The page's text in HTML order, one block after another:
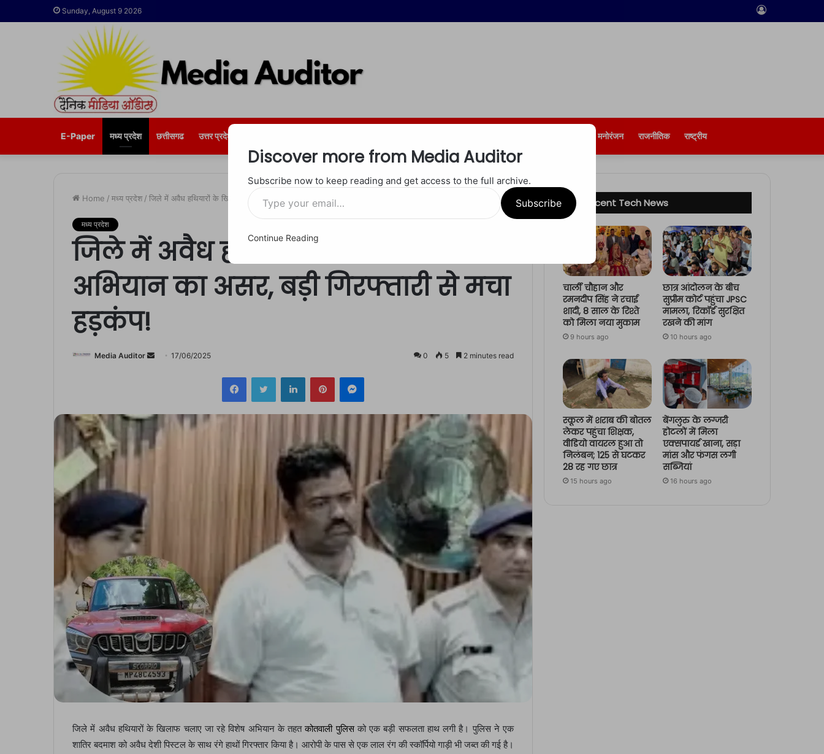
Sunday, August 9 2026
Log
E-Paper मध्य प्रदेश छत्तीसगढ उत्तर प्रदेश मनोरंजन राजनीतिक राष्ट्रीय
Home / मध्य प्रदेश / जिले में अवैध हथियारों के खिलाफ अभियान का असर, बड़ी गिरफ्तारी से मचा हड़कंप!
मध्य प्रदेश
जिले में अवैध हथियारों के खिलाफ
अभियान का असर, बड़ी गिरफ्तारी से मचा
हड़कंप!
Media Auditor
Send17/06/2025 0 5 2 minutes read
FacebookTwitter LinkedInPinterestMessenger
जिले में अवैध हथियारों के खिलाफ चलाए जा रहे विशेष अभियान के तहतकोतवाली पुलिसको एक बड़ी सफलता हाथ लगी है। पुलिस ने एक
शातिर बदमाश को अवैध देशी पिस्टल के साथ रंगे हाथों गिरफ्तार किया है। आरोपी के पास से एक लाल रंग की स्कॉर्पियो गाड़ी भी जब्त की गई है।
Recent Tech News
चार्ली चौहान और
रमनदीप सिंह ने रचाई
शादी, 8 साल के रिश्ते
को मिला नया मुकाम
9 hours ago
छात्र आंदोलन के बीच
सुप्रीम कोर्ट पहुंचा JPSC
मामला, रिकॉर्ड सुरक्षित
रखने की मांग
10 hours ago
स्कूल में शराब की बोतल
लेकर पहुंचा शिक्षक,
वीडियो वायरल हुआ तो
निलंबन; 125 से घटकर
28 रह गए छात्र
15 hours ago
बेंगलुरु के लग्जरी
होटलों में मिला
एक्सपायर्ड खाना, सड़ा
मांस और फंगस लगी
सब्जियां
16 hours ago
Discover more from Media Auditor
Subscribe now to keep reading and get access to the full archive.
Type
your
email…
Subscribe
Continue Reading